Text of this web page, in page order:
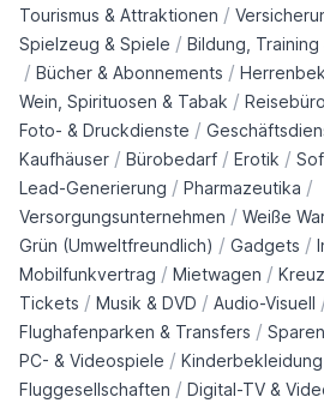
Tourismus & Attraktionen /
Spielzeug & Spiele / Bildung,
/ Bücher & Abonnements /
Wein, Spirituosen & Tabak /
Foto- & Druckdienste /
Kaufhäuser / Bürobedarf / Erotik /
Lead-Generierung / Pharmazeutika /
Versorgungsunternehmen / Weiße
Grün (Umweltfreundlich) / Gadgets /
Mobilfunkvertrag / Mietwagen /
Tickets / Musik & DVD / Audio-Visuell
Flughafenparken & Transfers /
PC- & Videospiele / Kinderbekleidung
Fluggesellschaften / Digital-TV &